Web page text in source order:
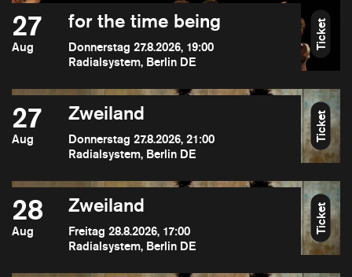
27
Aug
for the time being
Donnerstag 27.8.2026, 19:00
Radialsystem, Berlin DE
Ticket
27
Aug
Zweiland
Donnerstag 27.8.2026, 21:00
Radialsystem, Berlin DE
Ticket
28
Aug
Zweiland
Freitag 28.8.2026, 17:00
Radialsystem, Berlin DE
Ticket